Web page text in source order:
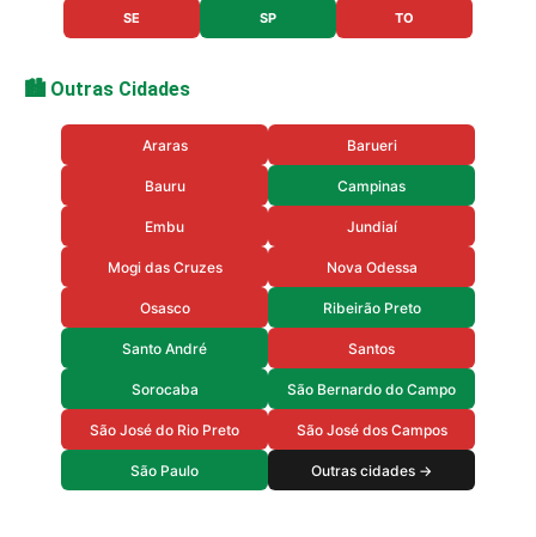
SE SP TO
🏙️ Outras Cidades
Araras Barueri
Bauru Campinas
Embu Jundiaí
Mogi das Cruzes Nova Odessa
Osasco Ribeirão Preto
Santo André Santos
Sorocaba São Bernardo do Campo
São José do Rio Preto São José dos Campos
São Paulo Outras cidades →